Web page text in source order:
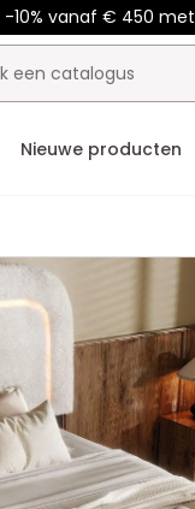
-10% vanaf € 450 met
Nieuwe producten